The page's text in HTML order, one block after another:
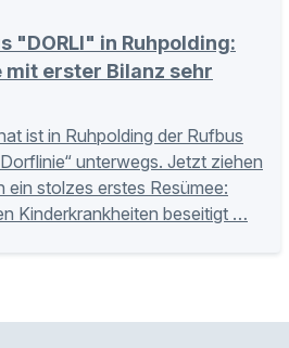
"DORLI" in Ruhpolding:
erster Bilanz sehr
ist in Ruhpolding der Rufbus
Dorflinie“ unterwegs. Jetzt ziehen
ein stolzes erstes Resümee:
Kinderkrankheiten beseitigt …